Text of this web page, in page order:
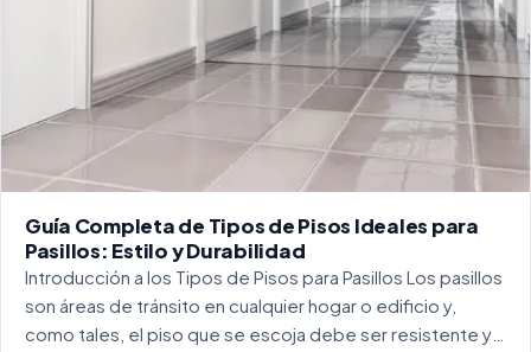
Guía Completa de Tipos de Pisos Ideales para
Pasillos: Estilo y Durabilidad
Introducción a los Tipos de Pisos para Pasillos Los pasillos
son áreas de tránsito en cualquier hogar o edificio y,
como tales, el piso que se escoja debe ser resistente y